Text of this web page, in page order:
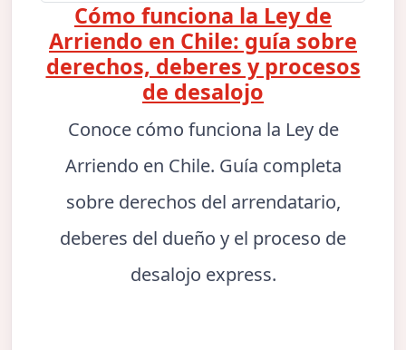
Cómo funciona la Ley de
Arriendo en Chile: guía sobre
derechos, deberes y procesos
de desalojo
Conoce cómo funciona la Ley de
Arriendo en Chile. Guía completa
sobre derechos del arrendatario,
deberes del dueño y el proceso de
desalojo express.